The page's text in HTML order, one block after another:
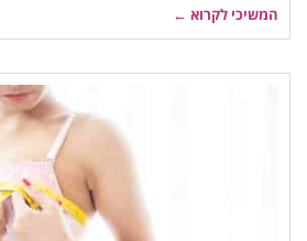
המשיכי לקרוא ←